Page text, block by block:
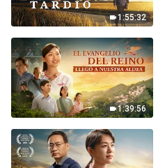
1:55:32
1:39:56